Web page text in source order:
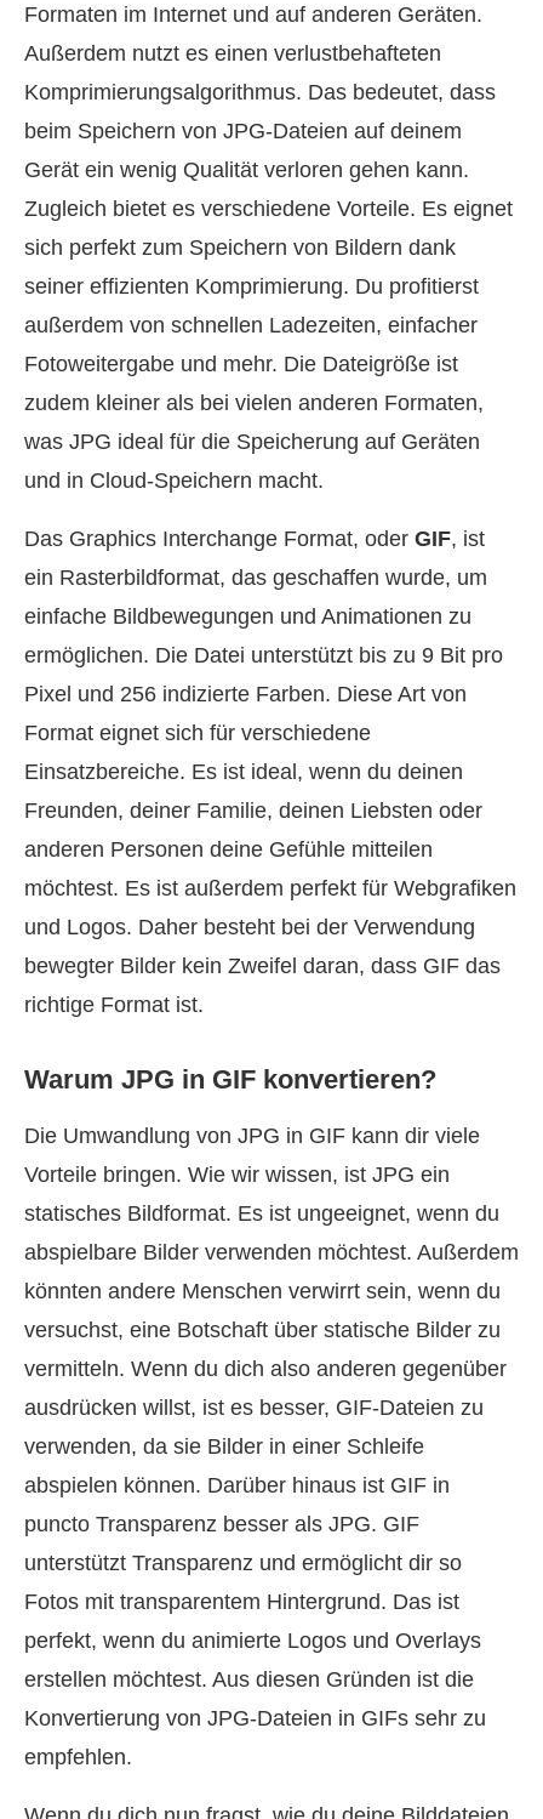
Formaten im Internet und auf anderen Geräten.
Außerdem nutzt es einen verlustbehafteten
Komprimierungsalgorithmus. Das bedeutet, dass
beim Speichern von JPG-Dateien auf deinem
Gerät ein wenig Qualität verloren gehen kann.
Zugleich bietet es verschiedene Vorteile. Es eignet
sich perfekt zum Speichern von Bildern dank
seiner effizienten Komprimierung. Du profitierst
außerdem von schnellen Ladezeiten, einfacher
Fotoweitergabe und mehr. Die Dateigröße ist
zudem kleiner als bei vielen anderen Formaten,
was JPG ideal für die Speicherung auf Geräten
und in Cloud-Speichern macht.
Das Graphics Interchange Format, oder GIF, ist
ein Rasterbildformat, das geschaffen wurde, um
einfache Bildbewegungen und Animationen zu
ermöglichen. Die Datei unterstützt bis zu 9 Bit pro
Pixel und 256 indizierte Farben. Diese Art von
Format eignet sich für verschiedene
Einsatzbereiche. Es ist ideal, wenn du deinen
Freunden, deiner Familie, deinen Liebsten oder
anderen Personen deine Gefühle mitteilen
möchtest. Es ist außerdem perfekt für Webgrafiken
und Logos. Daher besteht bei der Verwendung
bewegter Bilder kein Zweifel daran, dass GIF das
richtige Format ist.
Warum JPG in GIF konvertieren?
Die Umwandlung von JPG in GIF kann dir viele
Vorteile bringen. Wie wir wissen, ist JPG ein
statisches Bildformat. Es ist ungeeignet, wenn du
abspielbare Bilder verwenden möchtest. Außerdem
könnten andere Menschen verwirrt sein, wenn du
versuchst, eine Botschaft über statische Bilder zu
vermitteln. Wenn du dich also anderen gegenüber
ausdrücken willst, ist es besser, GIF-Dateien zu
verwenden, da sie Bilder in einer Schleife
abspielen können. Darüber hinaus ist GIF in
puncto Transparenz besser als JPG. GIF
unterstützt Transparenz und ermöglicht dir so
Fotos mit transparentem Hintergrund. Das ist
perfekt, wenn du animierte Logos und Overlays
erstellen möchtest. Aus diesen Gründen ist die
Konvertierung von JPG-Dateien in GIFs sehr zu
empfehlen.